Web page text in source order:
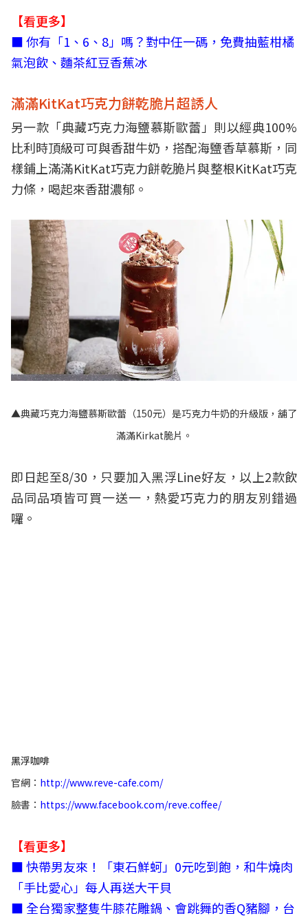
【看更多】
■ 你有「1、6、8」嗎？對中任一碼，免費抽藍柑橘
氣泡飲、麵茶紅豆香蕉冰
滿滿KitKat巧克力餅乾脆片超誘人
另一款「典藏巧克力海鹽慕斯歐蕾」則以經典100%
比利時頂級可可與香甜牛奶，搭配海鹽香草慕斯，同
樣鋪上滿滿KitKat巧克力餅乾脆片與整根KitKat巧克
力條，喝起來香甜濃郁。
▲典藏巧克力海鹽慕斯歐蕾（150元）是巧克力牛奶的升級版，舖了
滿滿Kirkat脆片。
即日起至8/30，只要加入黑浮Line好友，以上2款飲
品同品項皆可買一送一，熱愛巧克力的朋友別錯過
囉。
黑浮咖啡
官網： http://www.reve-cafe.com/
臉書： https://www.facebook.com/reve.coffee/
【看更多】
■ 快帶男友來！「東石鮮蚵」0元吃到飽，和牛燒肉
「手比愛心」每人再送大干貝
■ 全台獨家整隻牛膝花雕鍋、會跳舞的香Q豬腳，台